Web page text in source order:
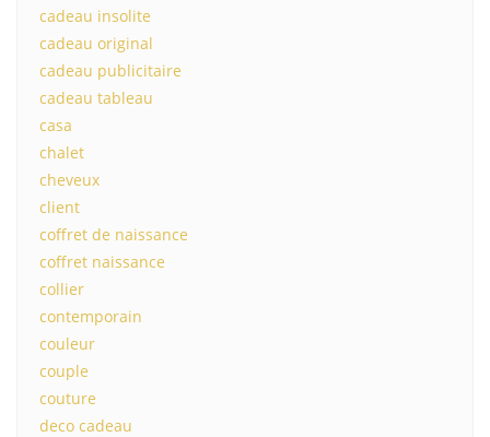
cadeau insolite
cadeau original
cadeau publicitaire
cadeau tableau
casa
chalet
cheveux
client
coffret de naissance
coffret naissance
collier
contemporain
couleur
couple
couture
deco cadeau